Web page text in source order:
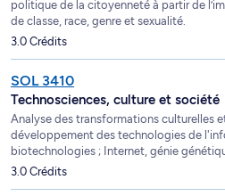
politique de la citoyenneté à partir de
de classe, race, genre et sexualité.
3.0 Crédits
SOL 3410
Technosciences, culture et société
Analyse des transformations culturelles
développement des technologies de
biotechnologies ; Internet, génie
3.0 Crédits